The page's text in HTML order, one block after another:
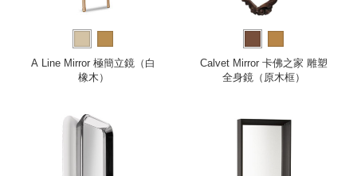
A Line Mirror 極簡立鏡（白
橡木）
Calvet Mirror 卡佛之家 雕塑
全身鏡（原木框）